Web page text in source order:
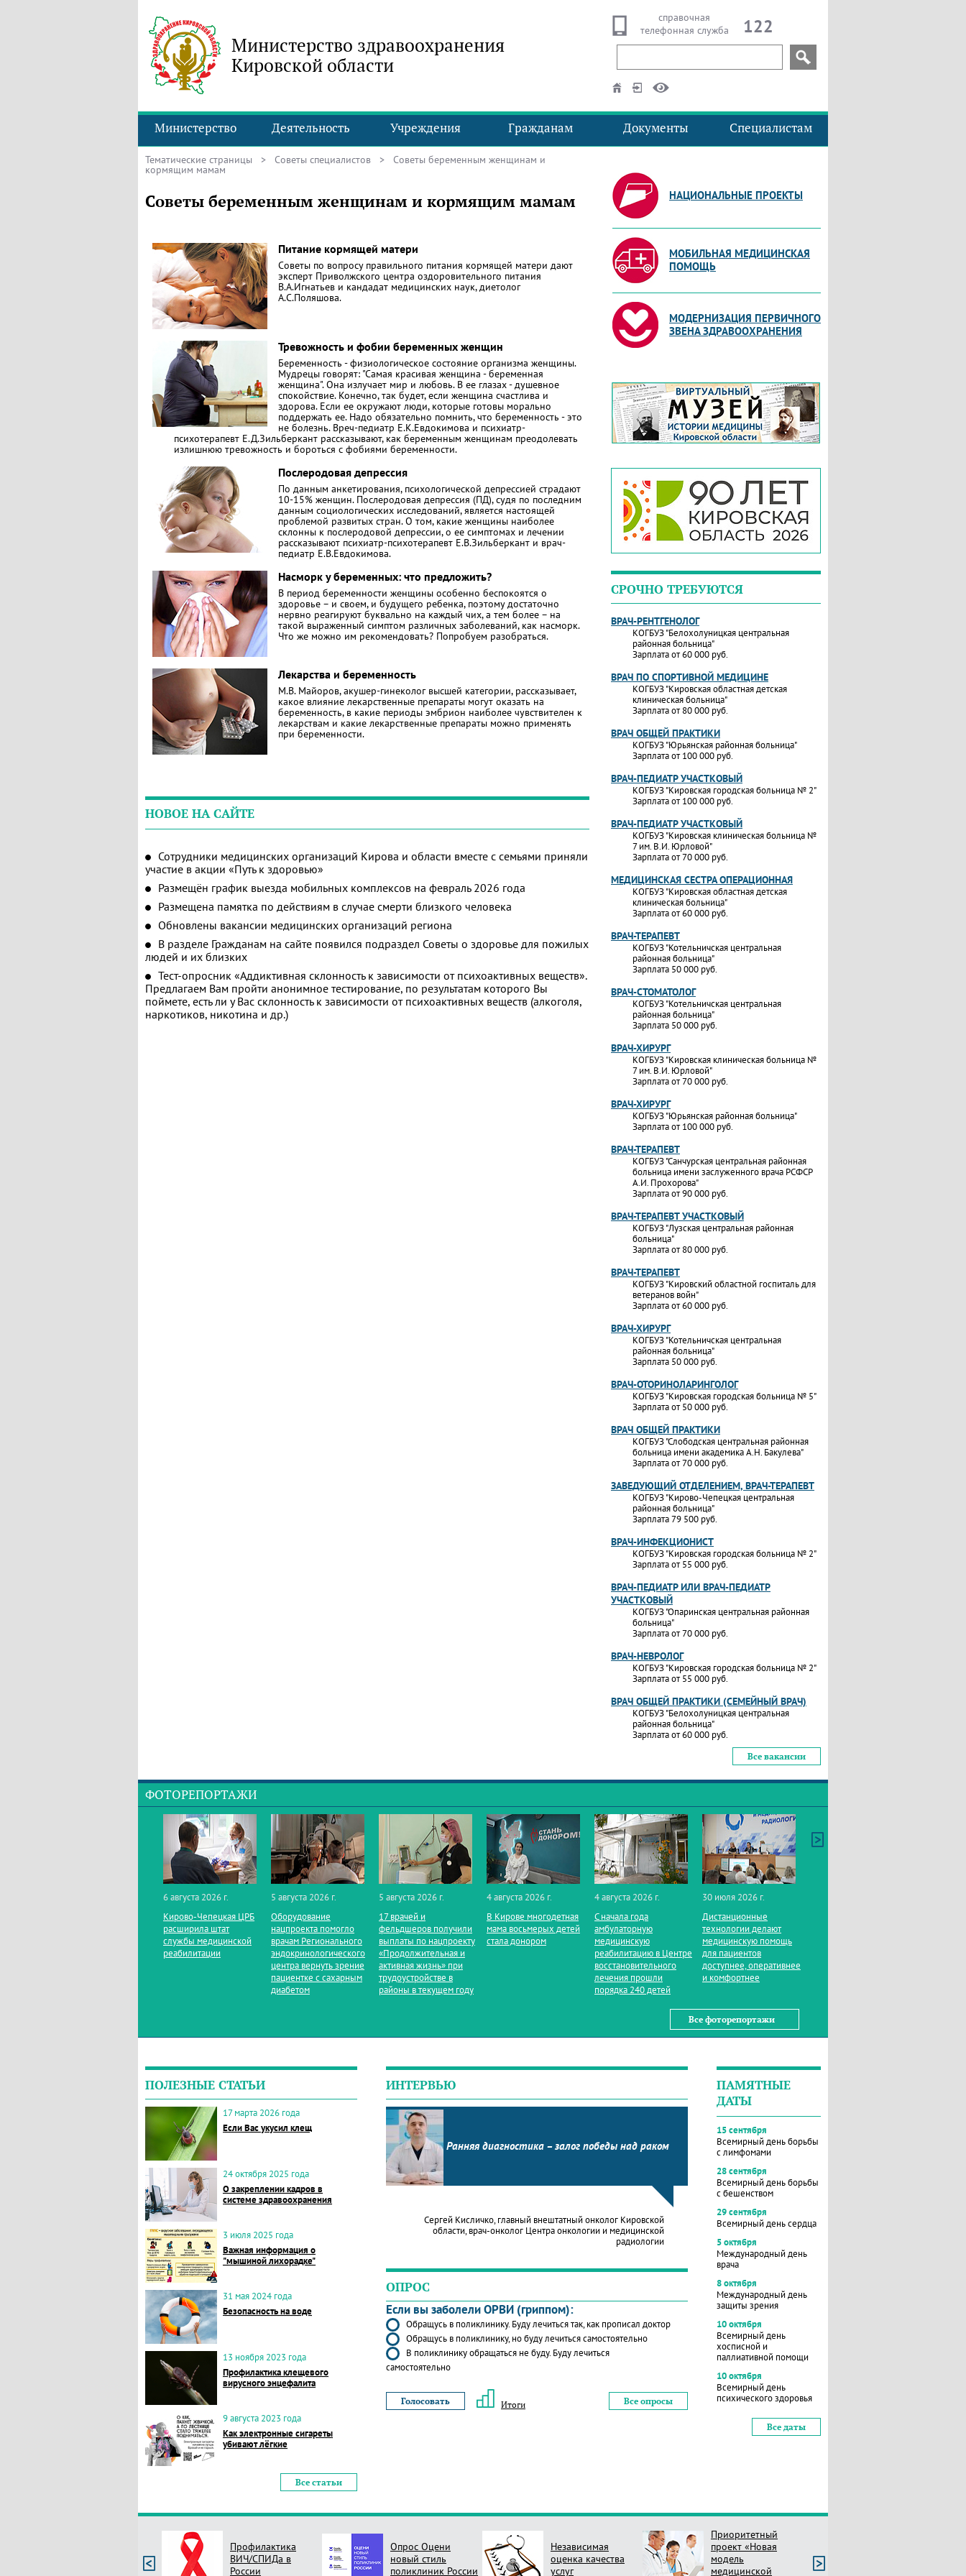
Министерство здравоохранения
Кировской области
справочная
телефонная служба
122
Министерство Деятельность Учреждения Гражданам Документы Специалистам
Тематические страницы > Советы специалистов > Советы беременным женщинам и
кормящим мамам
Советы беременным женщинам и кормящим мамам
Питание кормящей матери
Советы по вопросу правильного питания кормящей матери дают
эксперт Приволжского центра оздоровительного питания
В.А.Игнатьев и кандадат медицинских наук, диетолог
А.С.Поляшова.
Тревожность и фобии беременных женщин
Беременность - физиологическое состояние организма женщины.
Мудрецы говорят: "Самая красивая женщина - беременная
женщина". Она излучает мир и любовь. В ее глазах - душевное
спокойствие. Ко­нечно, так будет, если женщина счастлива и
здорова. Если ее окружают люди, которые готовы морально
поддержать ее. Надо обязательно помнить, что беременность - это
не болезнь. Вреч-педиатр Е.К.Евдокимова и психиатр-
психотерапевт Е.Д.Зильберкант рассказывают, как беременным женщинам преодолевать
излишнюю тревожность и бороться с фобиями беременности.
Послеродовая депрессия
По данным анкетирования, психологической депрессией страдают
10-15% женщин. Послеродовая депрессия (ПД), судя по последним
данным социологических исследований, является настоящей
проблемой развитых стран. О том, какие женщины наиболее
склонны к послеродовой депрессии, о ее симптомах и лечении
рассказывают психиатр-психотерапевт Е.В.Зильберкант и врач-
педиатр Е.В.Евдокимова.
Насморк у беременных: что предложить?
В период беременности женщины особенно беспокоятся о
здоровье – и своем, и будущего ребенка, поэтому достаточно
нервно реагируют буквально на каждый чих, а тем более – на
такой выраженный симптом различных заболеваний, как насморк.
Что же можно им рекомендовать? Попробуем разобраться.
Лекарства и беременность
М.В. Майоров, акушер-гинеколог высшей категории, рассказывает,
какое влияние лекарственные препараты могут оказать на
беременность, в какие периоды эмбрион наиболее чувствителен к
лекарствам и какие лекарственные препараты можно применять
при беременности.
НОВОЕ НА САЙТЕ
Сотрудники медицинских организаций Кирова и области вместе с семьями приняли
участие в акции «Путь к здоровью»
Размещён график выезда мобильных комплексов на февраль 2026 года
Размещена памятка по действиям в случае смерти близкого человека
Обновлены вакансии медицинских организаций региона
В разделе Гражданам на сайте появился подраздел Советы о здоровье для пожилых
людей и их близких
Тест-опросник «Аддиктивная склонность к зависимости от психоактивных веществ».
Предлагаем Вам пройти анонимное тестирование, по результатам которого Вы
поймете, есть ли у Вас склонность к зависимости от психоактивных веществ (алкоголя,
наркотиков, никотина и др.)
НАЦИОНАЛЬНЫЕ ПРОЕКТЫ
МОБИЛЬНАЯ МЕДИЦИНСКАЯ
ПОМОЩЬ
МОДЕРНИЗАЦИЯ ПЕРВИЧНОГО
ЗВЕНА ЗДРАВООХРАНЕНИЯ
СРОЧНО ТРЕБУЮТСЯ
ВРАЧ-РЕНТГЕНОЛОГ
КОГБУЗ "Белохолуницкая центральная
районная больница"
Зарплата от 60 000 руб.
ВРАЧ ПО СПОРТИВНОЙ МЕДИЦИНЕ
КОГБУЗ "Кировская областная детская
клиническая больница"
Зарплата от 80 000 руб.
ВРАЧ ОБЩЕЙ ПРАКТИКИ
КОГБУЗ "Юрьянская районная больница"
Зарплата от 100 000 руб.
ВРАЧ-ПЕДИАТР УЧАСТКОВЫЙ
КОГБУЗ "Кировская городская больница № 2"
Зарплата от 100 000 руб.
ВРАЧ-ПЕДИАТР УЧАСТКОВЫЙ
КОГБУЗ "Кировская клиническая больница №
7 им. В.И. Юрловой"
Зарплата от 70 000 руб.
МЕДИЦИНСКАЯ СЕСТРА ОПЕРАЦИОННАЯ
КОГБУЗ "Кировская областная детская
клиническая больница"
Зарплата от 60 000 руб.
ВРАЧ-ТЕРАПЕВТ
КОГБУЗ "Котельничская центральная
районная больница"
Зарплата 50 000 руб.
ВРАЧ-СТОМАТОЛОГ
КОГБУЗ "Котельничская центральная
районная больница"
Зарплата 50 000 руб.
ВРАЧ-ХИРУРГ
КОГБУЗ "Кировская клиническая больница №
7 им. В.И. Юрловой"
Зарплата от 70 000 руб.
ВРАЧ-ХИРУРГ
КОГБУЗ "Юрьянская районная больница"
Зарплата от 100 000 руб.
ВРАЧ-ТЕРАПЕВТ
КОГБУЗ "Санчурская центральная районная
больница имени заслуженного врача РСФСР
А.И. Прохорова"
Зарплата от 90 000 руб.
ВРАЧ-ТЕРАПЕВТ УЧАСТКОВЫЙ
КОГБУЗ "Лузская центральная районная
больница"
Зарплата от 80 000 руб.
ВРАЧ-ТЕРАПЕВТ
КОГБУЗ "Кировский областной госпиталь для
ветеранов войн"
Зарплата от 60 000 руб.
ВРАЧ-ХИРУРГ
КОГБУЗ "Котельничская центральная
районная больница"
Зарплата 50 000 руб.
ВРАЧ-ОТОРИНОЛАРИНГОЛОГ
КОГБУЗ "Кировская городская больница № 5"
Зарплата от 50 000 руб.
ВРАЧ ОБЩЕЙ ПРАКТИКИ
КОГБУЗ "Слободская центральная районная
больница имени академика А.Н. Бакулева"
Зарплата от 70 000 руб.
ЗАВЕДУЮЩИЙ ОТДЕЛЕНИЕМ, ВРАЧ-ТЕРАПЕВТ
КОГБУЗ "Кирово-Чепецкая центральная
районная больница"
Зарплата 79 500 руб.
ВРАЧ-ИНФЕКЦИОНИСТ
КОГБУЗ "Кировская городская больница № 2"
Зарплата от 55 000 руб.
ВРАЧ-ПЕДИАТР ИЛИ ВРАЧ-ПЕДИАТР
УЧАСТКОВЫЙ
КОГБУЗ "Опаринская центральная районная
больница"
Зарплата от 70 000 руб.
ВРАЧ-НЕВРОЛОГ
КОГБУЗ "Кировская городская больница № 2"
Зарплата от 55 000 руб.
ВРАЧ ОБЩЕЙ ПРАКТИКИ (СЕМЕЙНЫЙ ВРАЧ)
КОГБУЗ "Белохолуницкая центральная
районная больница"
Зарплата от 60 000 руб.
Все вакансии
ФОТОРЕПОРТАЖИ
6 августа 2026 г.
Кирово‑Чепецкая ЦРБ
расширила штат
службы медицинской
реабилитации
5 августа 2026 г.
Оборудование
нацпроекта помогло
врачам Регионального
эндокринологического
центра вернуть зрение
пациентке с сахарным
диабетом
5 августа 2026 г.
17 врачей и
фельдшеров получили
выплаты по нацпроекту
«Продолжительная и
активная жизнь» при
трудоустройстве в
районы в текущем году
4 августа 2026 г.
В Кирове многодетная
мама восьмерых детей
стала донором
4 августа 2026 г.
С начала года
амбулаторную
медицинскую
реабилитацию в Центре
восстановительного
лечения прошли
порядка 240 детей
30 июля 2026 г.
Дистанционные
технологии делают
медицинскую помощь
для пациентов
доступнее, оперативнее
и комфортнее
Все фоторепортажи
ПОЛЕЗНЫЕ СТАТЬИ
17 марта 2026 года
Если Вас укусил клещ
24 октября 2025 года
О закреплении кадров в
системе здравоохранения
3 июля 2025 года
Важная информация о
"мышиной лихорадке"
31 мая 2024 года
Безопасность на воде
13 ноября 2023 года
Профилактика клещевого
вирусного энцефалита
9 августа 2023 года
Как электронные сигареты
убивают лёгкие
Все статьи
ИНТЕРВЬЮ
Ранняя диагностика – залог победы над раком
Сергей Кисличко, главный внештатный онколог Кировской
области, врач-онколог Центра онкологии и медицинской
радиологии
ОПРОС
Если вы заболели ОРВИ (гриппом):
Обращусь в поликлинику. Буду лечиться так, как прописал доктор
Обращусь в поликлинику, но буду лечиться самостоятельно
В поликлинику обращаться не буду. Буду лечиться
самостоятельно
Итоги Все опросы
ПАМЯТНЫЕ
ДАТЫ
15 сентября
Всемирный день борьбы
с лимфомами
28 сентября
Всемирный день борьбы
с бешенством
29 сентября
Всемирный день сердца
5 октября
Международный день
врача
8 октября
Международный день
защиты зрения
10 октября
Всемирный день
хосписной и
паллиативной помощи
10 октября
Всемирный день
психического здоровья
Все даты
Профилактика
ВИЧ/СПИДа в
России
Опрос Оцени
новый стиль
поликлиник России
Независимая
оценка качества
услуг
Приоритетный
проект «Новая
модель
медицинской